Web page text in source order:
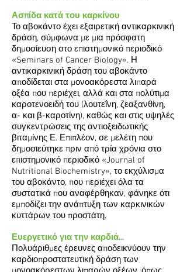
Ασπίδα κατά του καρκίνου
Το αβοκάντο έχει εξαιρετική αντικαρκινική
δράση, σύμφωνα με μια πρόσφατη
δημοσίευση στο επιστημονικό περιοδικό
«Seminars of Cancer Biology». Η
αντικαρκινική δράση του αβοκάντο
αποδίδεται στα μονοακόρεστα λιπαρά
οξέα που περιέχει, αλλά και στα πολύτιμα
καροτενοειδή του (λουτεΐνη, ζεαξανθίνη,
α- και β-καροτίνη), καθώς και στις υψηλές
συγκεντρώσεις της αντιοξειδωτικής
βιταμίνης Ε. Επιπλέον, σε μελέτη που
δημοσιεύτηκε πριν από τρία χρόνια στο
επιστημονικό περιοδικό «Journal of
Nutritional Biochemistry», το εκχύλισμα
του αβοκάντο, που περιέχει όλα τα
συστατικά που αναφέρθηκαν, φάνηκε ότι
εμποδίζει την ανάπτυξη των καρκινικών
κυττάρων του προστάτη.
Ευεργετικό για την καρδιά...
Πολυάριθμες έρευνες αποδεικνύουν την
καρδιοπροστατευτική δράση των